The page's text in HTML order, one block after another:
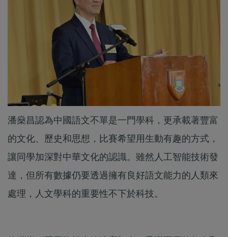
潘燊昌認為中國語文不單是一門學科，更承載著豐富
的文化、歷史和思想，比賽希望用生動有趣的方式，
讓同學加深對中華文化的認識。雖然人工智能技術發
達，但所有數據仍要透過擁有良好語文能力的人類來
處理，人文學科的重要性不下於科技。